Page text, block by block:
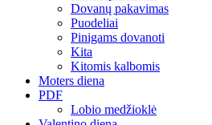
Dovanų pakavimas
Puodeliai
Pinigams dovanoti
Kita
Kitomis kalbomis
Moters diena
PDF
Lobio medžioklė